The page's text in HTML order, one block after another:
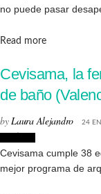
no puede pasar
Read moreDetails
Cevisama, la
de baño
byLaura Alejandro 24
Cevisama cumple 38
mejor programa de